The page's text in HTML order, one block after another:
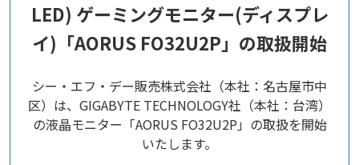
LED) ゲーミングモニター(ディスプレ
イ)「AORUS FO32U2P」の取扱開始
シー・エフ・デー販売株式会社（本社：名古屋市中
区）は、GIGABYTE TECHNOLOGY社（本社：台湾）
の液晶モニター「AORUS FO32U2P」の取扱を開始
いたします。